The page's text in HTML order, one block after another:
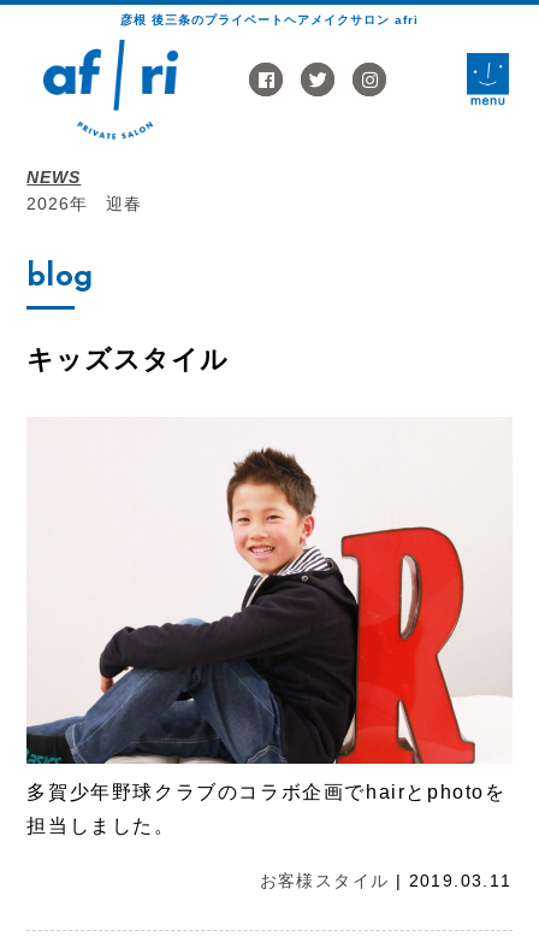
彦根 後三条のプライベートヘアメイクサロン afri
NEWS
2026年 迎春
toggle
blog
キッズスタイル
多賀少年野球クラブのコラボ企画でhairとphotoを
担当しました。
お客様スタイル | 2019.03.11